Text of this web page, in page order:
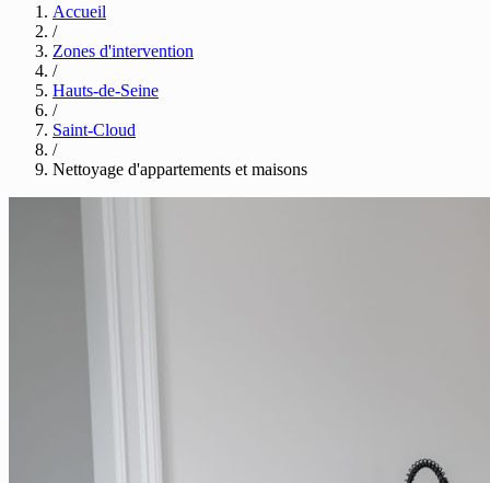
Accueil
/
Zones d'intervention
/
Hauts-de-Seine
/
Saint-Cloud
/
Nettoyage d'appartements et maisons